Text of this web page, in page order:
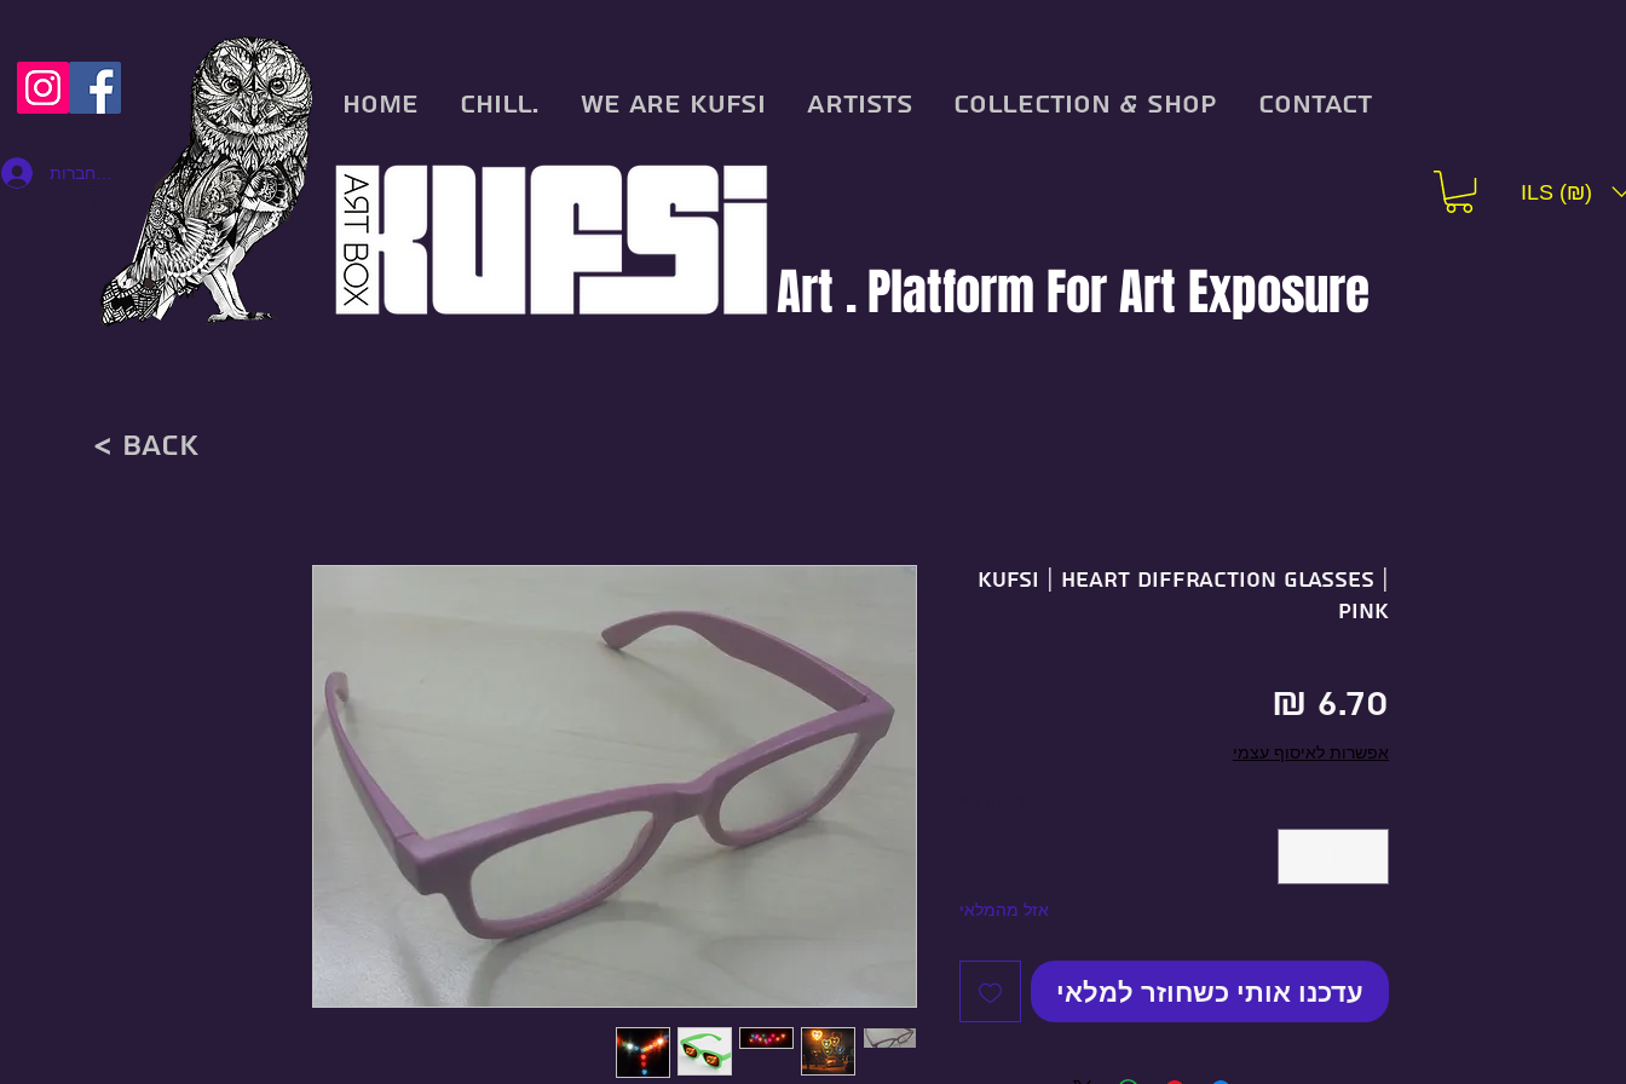
Home CHILL. We are KUFSI Artists Collection & Shop Contact
Platform For Art Exposure
Art .
להתחברות
ILS (₪)
KUFSI | Heart Diffraction Glasses |
Pink
אפשרות לאיסוף עצמי
אזל מהמלאי
עדכנו אותי כשחוזר למלאי
< back